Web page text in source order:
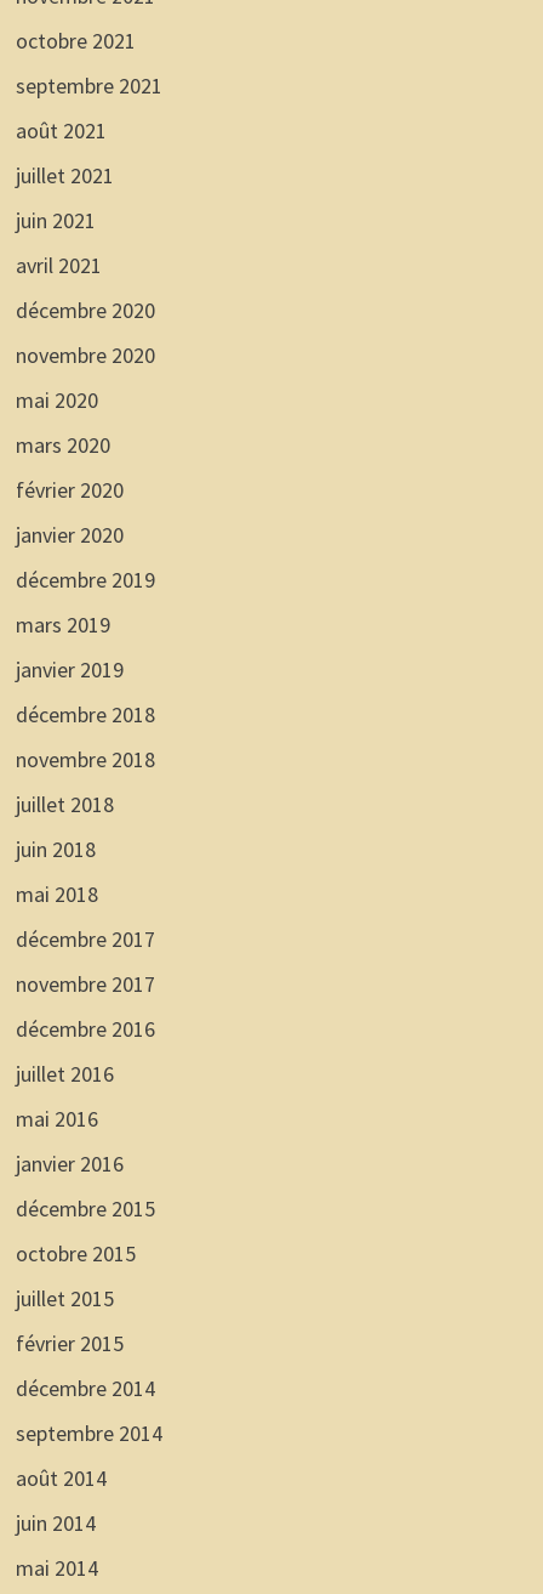
octobre 2021
septembre 2021
août 2021
juillet 2021
juin 2021
avril 2021
décembre 2020
novembre 2020
mai 2020
mars 2020
février 2020
janvier 2020
décembre 2019
mars 2019
janvier 2019
décembre 2018
novembre 2018
juillet 2018
juin 2018
mai 2018
décembre 2017
novembre 2017
décembre 2016
juillet 2016
mai 2016
janvier 2016
décembre 2015
octobre 2015
juillet 2015
février 2015
décembre 2014
septembre 2014
août 2014
juin 2014
mai 2014